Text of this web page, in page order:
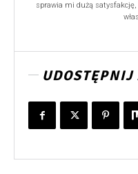
sprawia mi dużą
UDOSTĘPNIJ